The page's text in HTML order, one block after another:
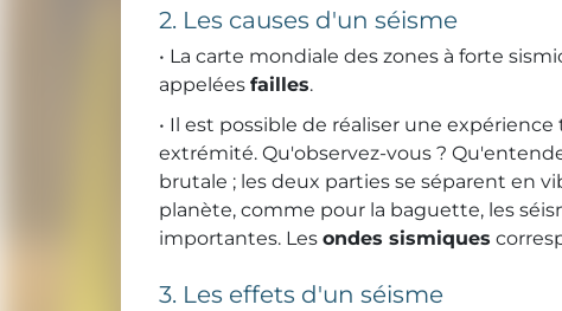
2. Les causes d'un séisme
• La carte mondiale des zones à forte
appelées failles.
• Il est possible de réaliser une
extrémité. Qu'observez-vous ?
brutale ; les deux parties se séparent en
planète, comme pour la baguette, les
importantes. Les ondes sismiques
3. Les effets d'un séisme